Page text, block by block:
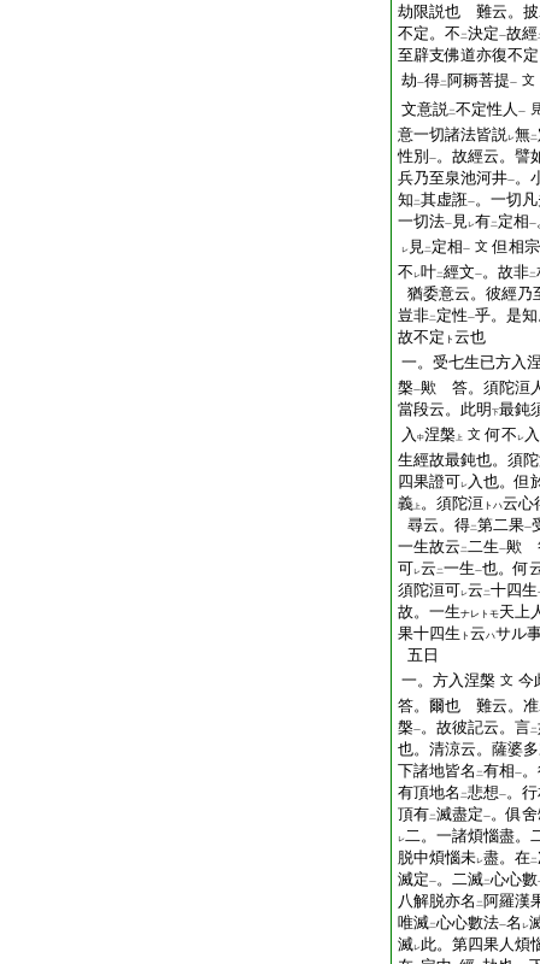
劫限説也 難云。披
不定。不 二決定一故經
至辟支佛道亦復不
劫一得二 阿耨菩提一 文
文意説二不定性人 一
意一切諸法皆説レ無二
性別 一。故經云。譬
兵乃至泉池河井一。
知 二其虚誑一。一切
一切法一 見レ有二 定相一
レ 見二 定相一 文 但相
不 レ叶二經文一。故非二
猶委意云。彼經乃
豈非二 定性一乎。是
故不定 ト 云也
一。受七生已方入
槃一歟 答。須陀洹
當段云。此明 下最鈍
入 中涅槃 上 文 何不 レ
生經故最鈍也。須
四果證可レ 入也。但
義 上 。須陀洹 トハ云心
尋云。得二第二果一
一生故云 二二生一歟
可レ云 二一生一也。何
須陀洹可レ云 二十四生
故。一生ナレトモ天上
果十四生 ト 云ハサル
五日
一。方入涅槃 文 今
答。爾也 難云。准
槃一。故彼記云。言二
也。清涼云。薩婆
下諸地皆名 二有相一
有頂地名 二悲想一。
頂有二滅盡定一。俱
レ二。一諸煩惱盡。
脱中煩惱未レ盡。在二
滅定一。二滅二心心數
八解脱亦名 二 阿羅漢
唯滅二心心數法一名 レ
滅レ此。第四果人煩